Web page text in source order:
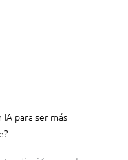
para ser más